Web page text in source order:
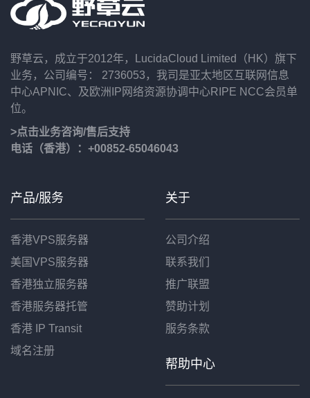
野草云，成立于2012年，LucidaCloud Limited（HK）旗下
业务，公司编号： 2736053，我司是亚太地区互联网信息
中心APNIC、及欧洲IP网络资源协调中心RIPE NCC会员单
位。
>点击业务咨询/售后支持
电话（香港）：+00852-65046043
产品/服务
香港VPS服务器
美国VPS服务器
香港独立服务器
香港服务器托管
香港 IP Transit
域名注册
关于
公司介绍
联系我们
推广联盟
赞助计划
服务条款
帮助中心